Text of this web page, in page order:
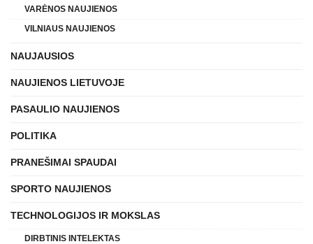
VARĖNOS NAUJIENOS
VILNIAUS NAUJIENOS
NAUJAUSIOS
NAUJIENOS LIETUVOJE
PASAULIO NAUJIENOS
POLITIKA
PRANEŠIMAI SPAUDAI
SPORTO NAUJIENOS
TECHNOLOGIJOS IR MOKSLAS
DIRBTINIS INTELEKTAS